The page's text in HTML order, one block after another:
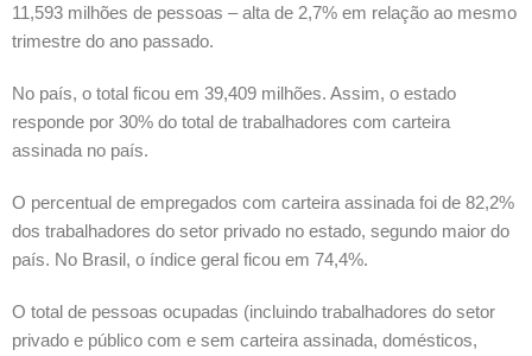
11,593 milhões de pessoas – alta de 2,7% em relação ao mesmo
trimestre do ano passado.
No país, o total ficou em 39,409 milhões. Assim, o estado
responde por 30% do total de trabalhadores com carteira
assinada no país.
O percentual de empregados com carteira assinada foi de 82,2%
dos trabalhadores do setor privado no estado, segundo maior do
país. No Brasil, o índice geral ficou em 74,4%.
O total de pessoas ocupadas (incluindo trabalhadores do setor
privado e público com e sem carteira assinada, domésticos,